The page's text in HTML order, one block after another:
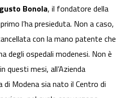
Bonola, il fondatore della
l’ha presieduta. Non a caso,
con la mano patente che
degli ospedali modenesi. Non è
questi mesi, all’Azienda
Modena sia nato il Centro di